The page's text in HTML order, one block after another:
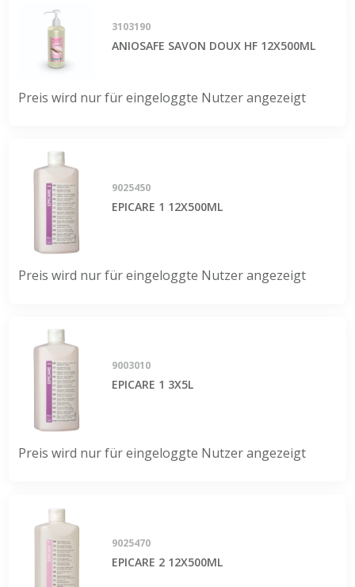
3103190
ANIOSAFE SAVON DOUX HF 12X500ML
Preis wird nur für eingeloggte Nutzer angezeigt
9025450
EPICARE 1 12X500ML
Preis wird nur für eingeloggte Nutzer angezeigt
9003010
EPICARE 1 3X5L
Preis wird nur für eingeloggte Nutzer angezeigt
9025470
EPICARE 2 12X500ML